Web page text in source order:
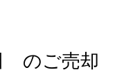
のご売却